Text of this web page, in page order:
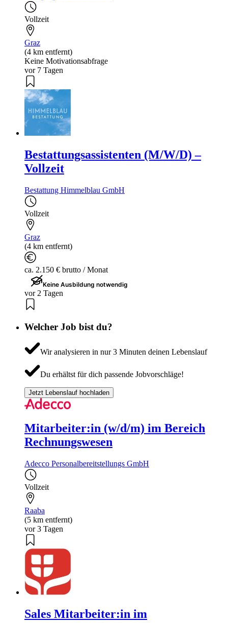
Vollzeit
Graz
(4 km entfernt)
Keine Motivationsabfrage
vor 7 Tagen
Bestattungsassistenten (M/W/D) –
Vollzeit
Bestattung Himmelblau GmbH
Vollzeit
Graz
(4 km entfernt)
ca. 2.150 € brutto / Monat
Keine Ausbildung notwendig
vor 2 Tagen
Welcher Job bist du?
Wir analysieren in nur 3 Minuten deinen Lebenslauf
Du erhältst für dich passende Jobvorschläge!
Jetzt Lebenslauf hochladen
Mitarbeiter:in (w/d/m) im Bereich
Rechnungswesen
Adecco Personalbereitstellungs GmbH
Vollzeit
Raaba
(5 km entfernt)
vor 3 Tagen
Sales Mitarbeiter:in im